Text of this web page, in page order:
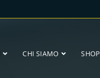
CHI SIAMO SHOP